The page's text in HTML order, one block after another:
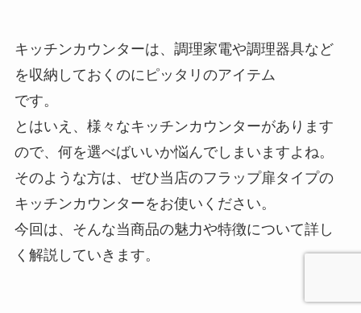
キッチンカウンターは、調理家電や調理器具など
を収納しておくのにピッタリのアイテム
です。
とはいえ、様々なキッチンカウンターがあります
ので、何を選べばいいか悩んでしまいますよね。
そのような方は、ぜひ当店のフラップ扉タイプの
キッチンカウンターをお使いください。
今回は、そんな当商品の魅力や特徴について詳し
く解説していきます。